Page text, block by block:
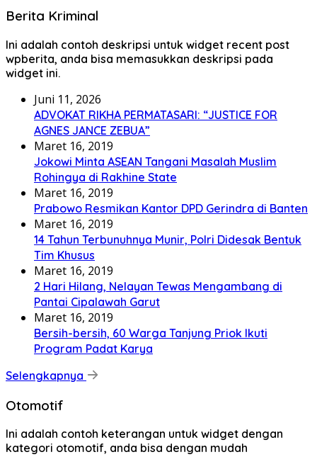
Berita Kriminal
Ini adalah contoh deskripsi untuk widget recent post
wpberita, anda bisa memasukkan deskripsi pada
widget ini.
Juni 11, 2026
ADVOKAT RIKHA PERMATASARI: “JUSTICE FOR
AGNES JANCE ZEBUA”
Maret 16, 2019
Jokowi Minta ASEAN Tangani Masalah Muslim
Rohingya di Rakhine State
Maret 16, 2019
Prabowo Resmikan Kantor DPD Gerindra di Banten
Maret 16, 2019
14 Tahun Terbunuhnya Munir, Polri Didesak Bentuk
Tim Khusus
Maret 16, 2019
2 Hari Hilang, Nelayan Tewas Mengambang di
Pantai Cipalawah Garut
Maret 16, 2019
Bersih-bersih, 60 Warga Tanjung Priok Ikuti
Program Padat Karya
Selengkapnya
Otomotif
Ini adalah contoh keterangan untuk widget dengan
kategori otomotif, anda bisa dengan mudah